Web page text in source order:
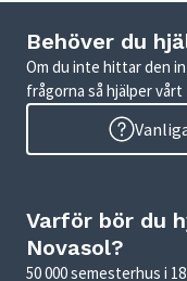
Behöver du
Om du inte hittar den
frågorna så hjälper vårt
Varför bör du
Novasol?
50 000 semesterhus i